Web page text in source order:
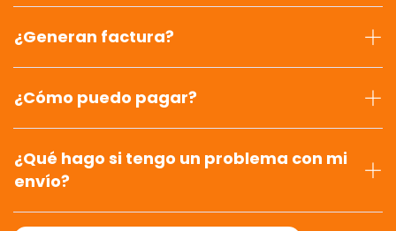
¿Generan factura?
¿Cómo puedo pagar?
¿Qué hago si tengo un problema con mi
envío?